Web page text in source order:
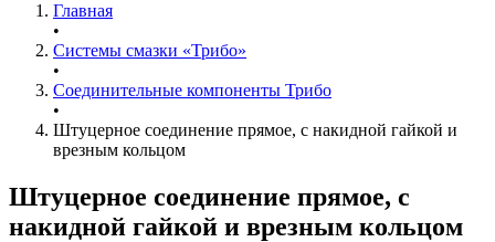
Главная
•
Системы смазки «Трибо»
•
Соединительные компоненты Трибо
•
Штуцерное соединение прямое, с накидной гайкой и
врезным кольцом
Штуцерное соединение прямое, с
накидной гайкой и врезным кольцом